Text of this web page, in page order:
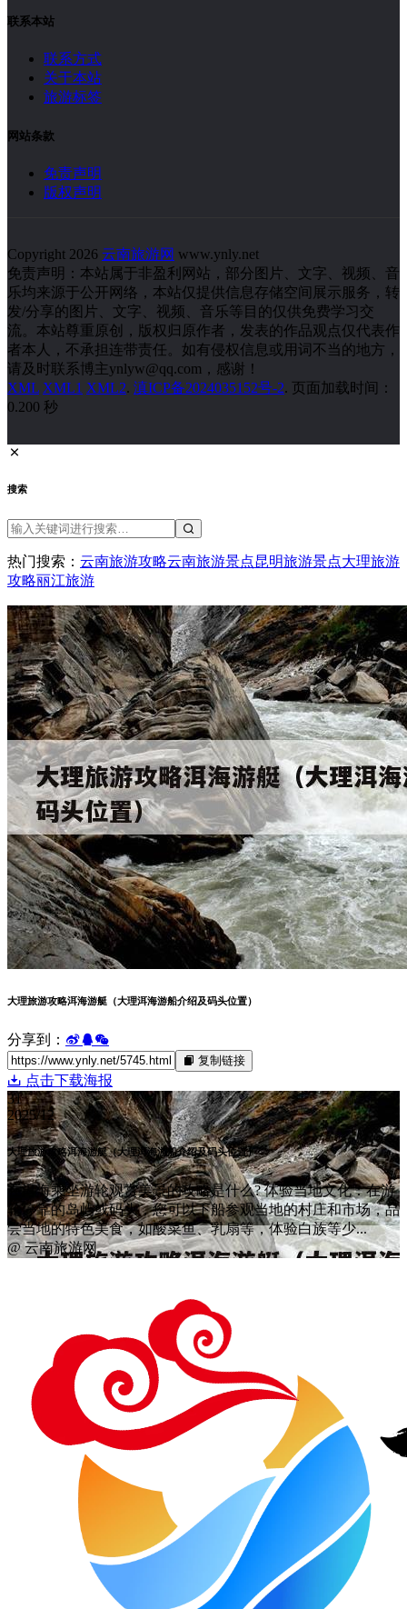
联系本站
联系方式
关于本站
旅游标签
网站条款
免责声明
版权声明
Copyright 2026 云南旅游网 www.ynly.net
免责声明：本站属于非盈利网站，部分图片、文字、视频、音
乐均来源于公开网络，本站仅提供信息存储空间展示服务，转
发/分享的图片、文字、视频、音乐等目的仅供免费学习交
流。本站尊重原创，版权归原作者，发表的作品观点仅代表作
者本人，不承担连带责任。如有侵权信息或用词不当的地方，
请及时联系博主ynlyw@qq.com，感谢！
XML XML1 XML2. 滇ICP备2024035152号-2. 页面加载时间：
0.200 秒
搜索
热门搜索： 云南旅游攻略云南旅游景点昆明旅游景点大理旅游
攻略丽江旅游
大理旅游攻略洱海游艇（大理洱海游船介绍及码头位置）
分享到：
复制链接
点击下载海报
31
2025/12
大理旅游攻略洱海游艇（大理洱海游船介绍及码头位置）
在洱海乘坐游轮观赏美景的攻略是什么? 体验当地文化：在游
轮停靠的岛屿或码头，您可以下船参观当地的村庄和市场，品
尝当地的特色美食，如酸菜鱼、乳扇等，体验白族等少...
@ 云南旅游网